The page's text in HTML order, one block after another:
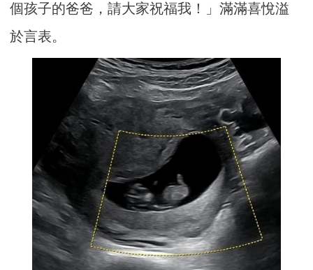
個孩子的爸爸，請大家祝福我！」滿滿喜悅溢
於言表。